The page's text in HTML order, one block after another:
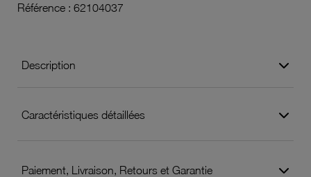
Référence : 62104037
Description
Caractéristiques détaillées
Paiement, Livraison, Retours et Garantie